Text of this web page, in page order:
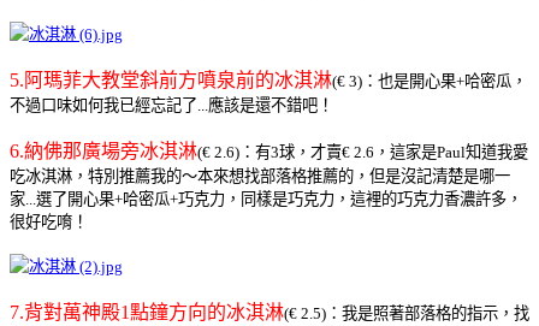
5.阿瑪菲大教堂斜前方噴泉前的冰淇淋(€ 3)：也是開心果+哈密瓜，
不過口味如何我已經忘記了...應該是還不錯吧！
6.納佛那廣場旁冰淇淋(€ 2.6)：有3球，才賣€ 2.6，這家是Paul知道我愛
吃冰淇淋，特別推薦我的～本來想找部落格推薦的，但是沒記清楚是哪一
家...選了開心果+哈密瓜+巧克力，同樣是巧克力，這裡的巧克力香濃許多，
很好吃唷！
7.背對萬神殿1點鐘方向的冰淇淋(€ 2.5)：我是照著部落格的指示，找